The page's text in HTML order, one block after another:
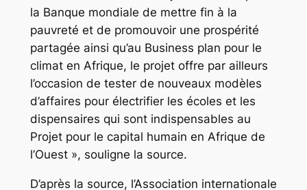
la Banque mondiale de mettre fin à la
pauvreté et de promouvoir une prospérité
partagée ainsi qu’au Business plan pour le
climat en Afrique, le projet offre par ailleurs
l’occasion de tester de nouveaux modèles
d’affaires pour électrifier les écoles et les
dispensaires qui sont indispensables au
Projet pour le capital humain en Afrique de
l’Ouest », souligne la source.
D’après la source, l’Association internationale